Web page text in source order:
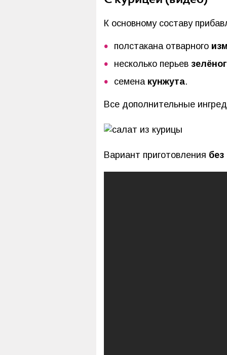
К основному составу
полстакана отварного
несколько перьев
семена кунжута.
Все дополнительные
Вариант приготовления